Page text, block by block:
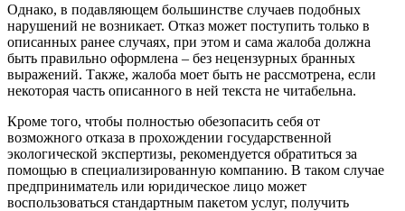
Однако, в подавляющем большинстве случаев подобных
нарушений не возникает. Отказ может поступить только в
описанных ранее случаях, при этом и сама жалоба должна
быть правильно оформлена – без нецензурных бранных
выражений. Также, жалоба моет быть не рассмотрена, если
некоторая часть описанного в ней текста не читабельна.
Кроме того, чтобы полностью обезопасить себя от
возможного отказа в прохождении государственной
экологической экспертизы, рекомендуется обратиться за
помощью в специализированную компанию. В таком случае
предприниматель или юридическое лицо может
воспользоваться стандартным пакетом услуг, получить